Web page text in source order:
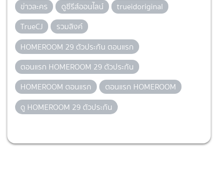
ข่าวละคร
ดูซีรีส์ออนไลน์
trueidoriginal
TrueCJ
รวมลิงค์
HOMEROOM 29 ตัวประกัน ตอนแรก
ตอนแรก HOMEROOM 29 ตัวประกัน
HOMEROOM ตอนแรก
ตอนแรก HOMEROOM
ดู HOMEROOM 29 ตัวประกัน